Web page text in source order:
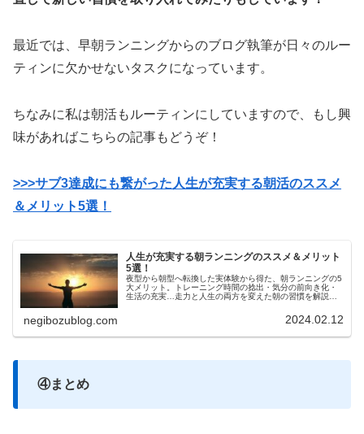
最近では、早朝ランニングからのブログ執筆が日々のルー
ティンに欠かせないタスクになっています。
ちなみに私は朝活もルーティンにしていますので、もし興
味があればこちらの記事もどうぞ！
>>>サブ3達成にも繋がった人生が充実する朝活のススメ
＆メリット5選！
人生が充実する朝ランニングのススメ＆メリット
5選！
夜型から朝型へ転換した実体験から得た、朝ランニングの5
大メリット。トレーニング時間の捻出・気分の前向き化・
生活の充実…走力と人生の両方を変えた朝の習慣を解説し
negibozublog.com 2024.02.12
④まとめ